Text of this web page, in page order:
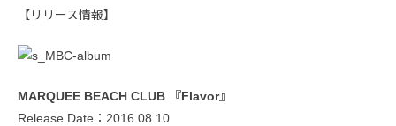
【リリース情報】
MARQUEE BEACH CLUB 『Flavor』
Release Date：2016.08.10